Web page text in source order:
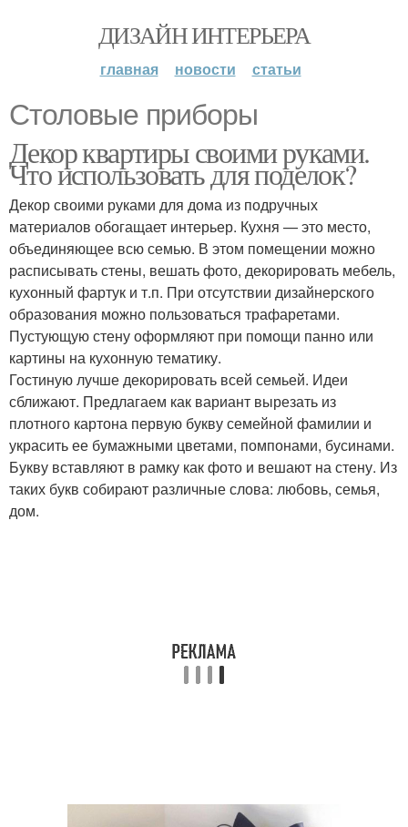
ДИЗАЙН ИНТЕРЬЕРА
главная новости статьи
Столовые приборы
Декор квартиры своими руками.
Что использовать для поделок?
Декор своими руками для дома из подручных
материалов обогащает интерьер. Кухня — это место,
объединяющее всю семью. В этом помещении можно
расписывать стены, вешать фото, декорировать мебель,
кухонный фартук и т.п. При отсутствии дизайнерского
образования можно пользоваться трафаретами.
Пустующую стену оформляют при помощи панно или
картины на кухонную тематику.
Гостиную лучше декорировать всей семьей. Идеи
сближают. Предлагаем как вариант вырезать из
плотного картона первую букву семейной фамилии и
украсить ее бумажными цветами, помпонами, бусинами.
Букву вставляют в рамку как фото и вешают на стену. Из
таких букв собирают различные слова: любовь, семья,
дом.